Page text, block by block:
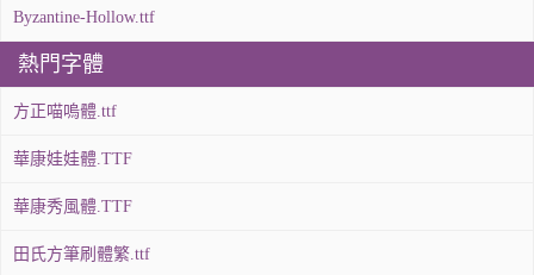
Byzantine-Hollow.ttf
熱門字體
方正喵嗚體.ttf
華康娃娃體.TTF
華康秀風體.TTF
田氏方筆刷體繁.ttf